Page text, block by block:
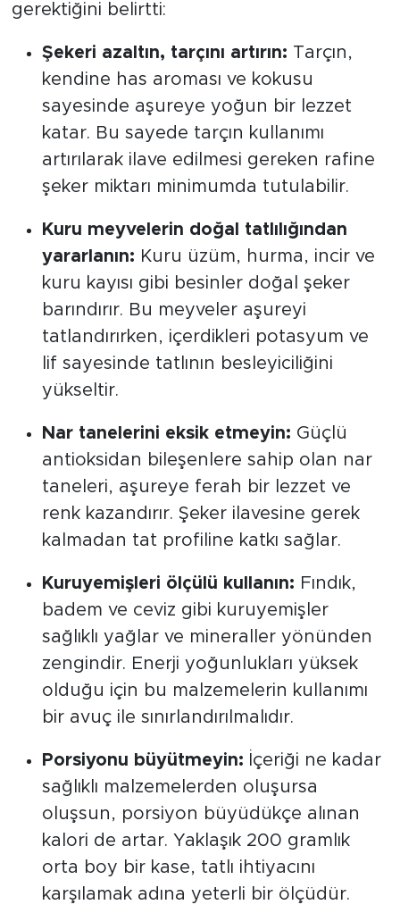
gerektiğini belirtti:
Şekeri azaltın, tarçını artırın: Tarçın,
kendine has aroması ve kokusu
sayesinde aşureye yoğun bir lezzet
katar. Bu sayede tarçın kullanımı
artırılarak ilave edilmesi gereken rafine
şeker miktarı minimumda tutulabilir.
Kuru meyvelerin doğal tatlılığından
yararlanın: Kuru üzüm, hurma, incir ve
kuru kayısı gibi besinler doğal şeker
barındırır. Bu meyveler aşureyi
tatlandırırken, içerdikleri potasyum ve
lif sayesinde tatlının besleyiciliğini
yükseltir.
Nar tanelerini eksik etmeyin: Güçlü
antioksidan bileşenlere sahip olan nar
taneleri, aşureye ferah bir lezzet ve
renk kazandırır. Şeker ilavesine gerek
kalmadan tat profiline katkı sağlar.
Kuruyemişleri ölçülü kullanın: Fındık,
badem ve ceviz gibi kuruyemişler
sağlıklı yağlar ve mineraller yönünden
zengindir. Enerji yoğunlukları yüksek
olduğu için bu malzemelerin kullanımı
bir avuç ile sınırlandırılmalıdır.
Porsiyonu büyütmeyin: İçeriği ne kadar
sağlıklı malzemelerden oluşursa
oluşsun, porsiyon büyüdükçe alınan
kalori de artar. Yaklaşık 200 gramlık
orta boy bir kase, tatlı ihtiyacını
karşılamak adına yeterli bir ölçüdür.